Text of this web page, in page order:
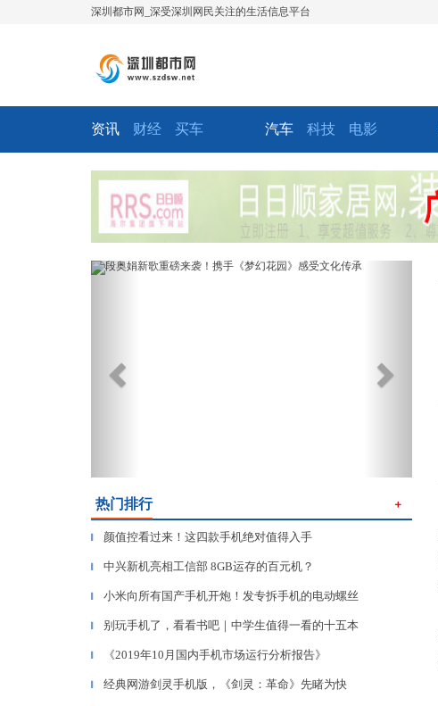
深圳都市网_深受深圳网民关注的生活信息平台
资讯 财经 买车 汽车 科技 电影
Previous
热门排行 ＋
▎ 颜值控看过来！这四款手机绝对值得入手
▎ 中兴新机亮相工信部 8GB运存的百元机？
▎ 小米向所有国产手机开炮！发专拆手机的电动螺丝
▎ 别玩手机了，看看书吧｜中学生值得一看的十五本
▎ 《2019年10月国内手机市场运行分析报告》
▎ 经典网游剑灵手机版，《剑灵：革命》先睹为快